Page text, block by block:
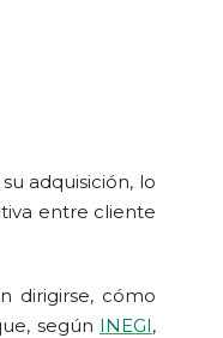
adquisición, lo
entre cliente
dirigirse, cómo
según INEGI,